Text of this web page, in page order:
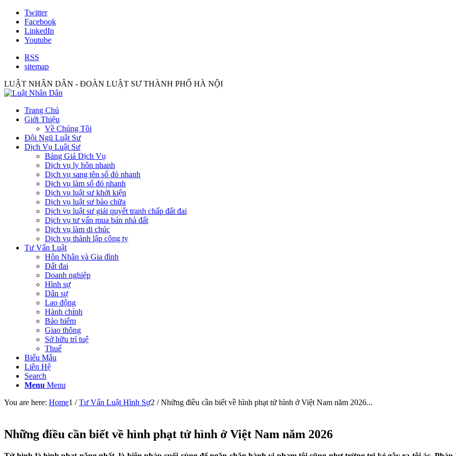
Twitter
Facebook
LinkedIn
Youtube
RSS
sitemap
LUẬT NHÂN DÂN - ĐOÀN LUẬT SƯ THÀNH PHỐ HÀ NỘI
Trang Chủ
Giới Thiệu
Về Chúng Tôi
Đội Ngũ Luật Sư
Dịch Vụ Luật Sư
Bảng Giá Dịch Vụ
Dịch vụ ly hôn nhanh
Dịch vụ sang tên sổ đỏ nhanh
Dịch vụ làm sổ đỏ nhanh
Dịch vụ luật sư khởi kiện
Dịch vụ luật sư bào chữa
Dịch vụ luật sư giải quyết tranh chấp đất đai
Dịch vụ tư vấn mua bán nhà đất
Dịch vụ làm di chúc
Dịch vụ thành lập công ty
Tư Vấn Luật
Hôn Nhân và Gia đình
Đất đai
Doanh nghiệp
Hình sự
Dân sự
Lao động
Hành chính
Bảo hiểm
Giao thông
Sở hữu trí tuệ
Thuế
Biểu Mẫu
Liên Hệ
Search
Menu Menu
You are here: Home1 / Tư Vấn Luật Hình Sự2 / Những điều cần biết về hình phạt tử hình ở Việt Nam năm 2026...
Những điều cần biết về hình phạt tử hình ở Việt Nam năm 2026